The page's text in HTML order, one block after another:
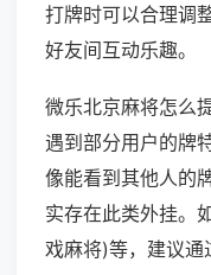
打牌时可以合理调
好友间互动乐趣。
微乐北京麻将怎么
遇到部分用户的牌
像能看到其他人的
实存在此类外挂。
戏麻将)等，建议通